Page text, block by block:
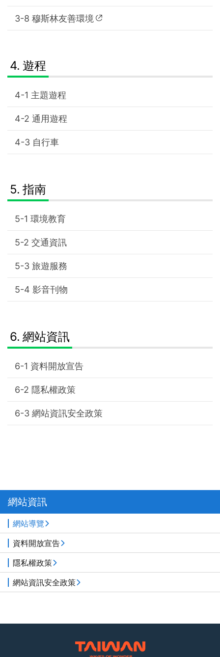
穆斯林友善環境
遊程
主題遊程
通用遊程
自行車
指南
環境教育
交通資訊
旅遊服務
影音刊物
網站資訊
資料開放宣告
隱私權政策
網站資訊安全政策
網站資訊
網站導覽
資料開放宣告
隱私權政策
網站資訊安全政策